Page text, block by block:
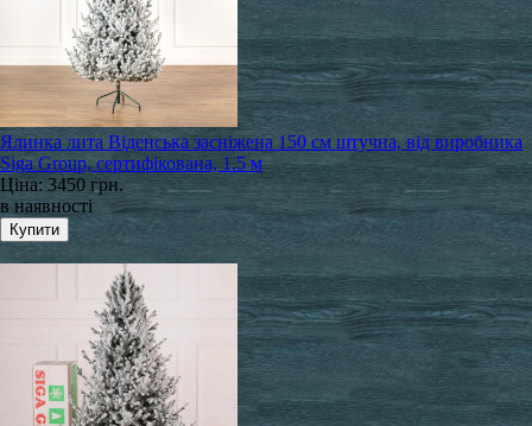
Ялинка лита Віденська засніжена 150 см штучна, від виробника
Siga Group, сертифікована, 1.5 м
Ціна: 3450 грн.
в наявності